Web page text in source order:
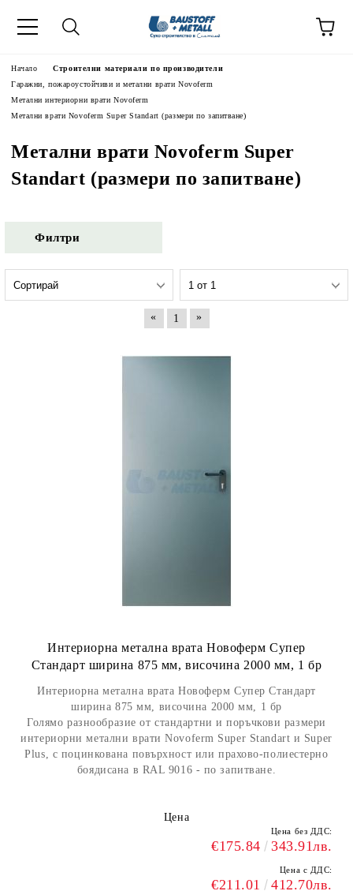
Начало
Строителни материали по производители
Гаражни, пожароустойчиви и метални врати Novoferm
Метални интериорни врати Novoferm
Метални врати Novoferm Super Standart (размери по запитване)
Метални врати Novoferm Super
Standart (размери по запитване)
Филтри
« 1 »
Интериорна метална врата Новоферм Супер
Стандарт ширина 875 мм, височина 2000 мм, 1 бр
Интериорна метална врата Новоферм Супер Стандарт
ширина 875 мм, височина 2000 мм, 1 бр
Голямо разнообразие от стандартни и поръчкови размери
интериорни метални врати Novoferm Super Standart и Super
Plus, с поцинкована повърхност или прахово-полиестерно
боядисана в RAL 9016 - по запитване.
Цена
Цена без ДДС:
€175.84 343.91лв.
Цена с ДДС:
€211.01 412.70лв.